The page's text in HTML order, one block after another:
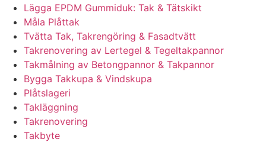
Lägga EPDM Gummiduk: Tak & Tätskikt
Måla Plåttak
Tvätta Tak, Takrengöring & Fasadtvätt
Takrenovering av Lertegel & Tegeltakpannor
Takmålning av Betongpannor & Takpannor
Bygga Takkupa & Vindskupa
Plåtslageri
Takläggning
Takrenovering
Takbyte